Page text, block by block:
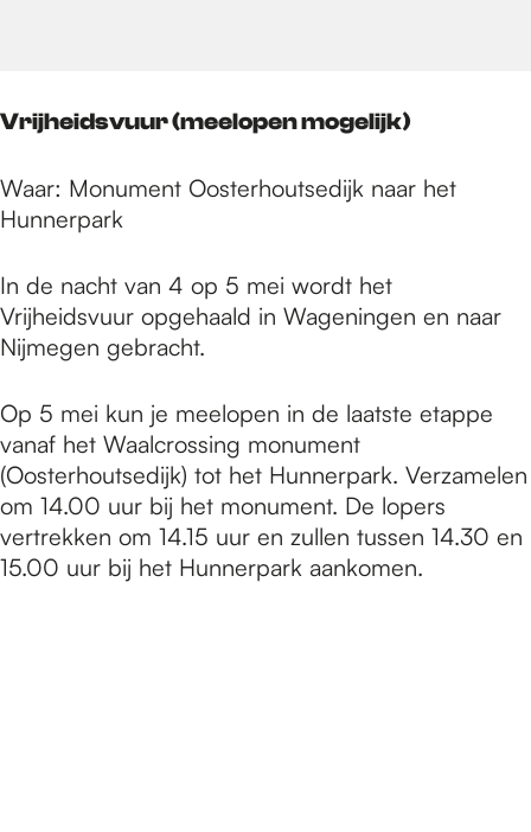
Vrijheidsvuur (meelopen mogelijk)
Waar: Monument Oosterhoutsedijk naar het
Hunnerpark
In de nacht van 4 op 5 mei wordt het
Vrijheidsvuur opgehaald in Wageningen en naar
Nijmegen gebracht.
Op 5 mei kun je meelopen in de laatste etappe
vanaf het Waalcrossing monument
(Oosterhoutsedijk) tot het Hunnerpark. Verzamelen
om 14.00 uur bij het monument. De lopers
vertrekken om 14.15 uur en zullen tussen 14.30 en
15.00 uur bij het Hunnerpark aankomen.